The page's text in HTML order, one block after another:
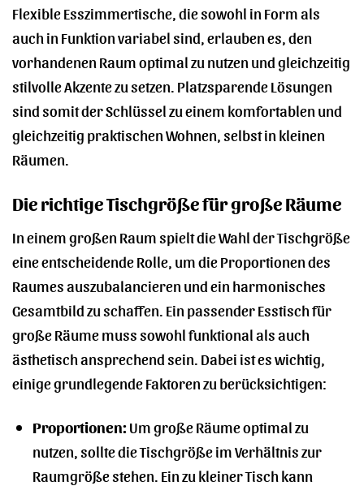
Flexible Esszimmertische, die sowohl in Form als
auch in Funktion variabel sind, erlauben es, den
vorhandenen Raum optimal zu nutzen und gleichzeitig
stilvolle Akzente zu setzen. Platzsparende Lösungen
sind somit der Schlüssel zu einem komfortablen und
gleichzeitig praktischen Wohnen, selbst in kleinen
Räumen.
Die richtige Tischgröße für große Räume
In einem großen Raum spielt die Wahl der Tischgröße
eine entscheidende Rolle, um die Proportionen des
Raumes auszubalancieren und ein harmonisches
Gesamtbild zu schaffen. Ein passender Esstisch für
große Räume muss sowohl funktional als auch
ästhetisch ansprechend sein. Dabei ist es wichtig,
einige grundlegende Faktoren zu berücksichtigen:
Proportionen:Um große Räume optimal zu
nutzen, sollte die Tischgröße im Verhältnis zur
Raumgröße stehen. Ein zu kleiner Tisch kann